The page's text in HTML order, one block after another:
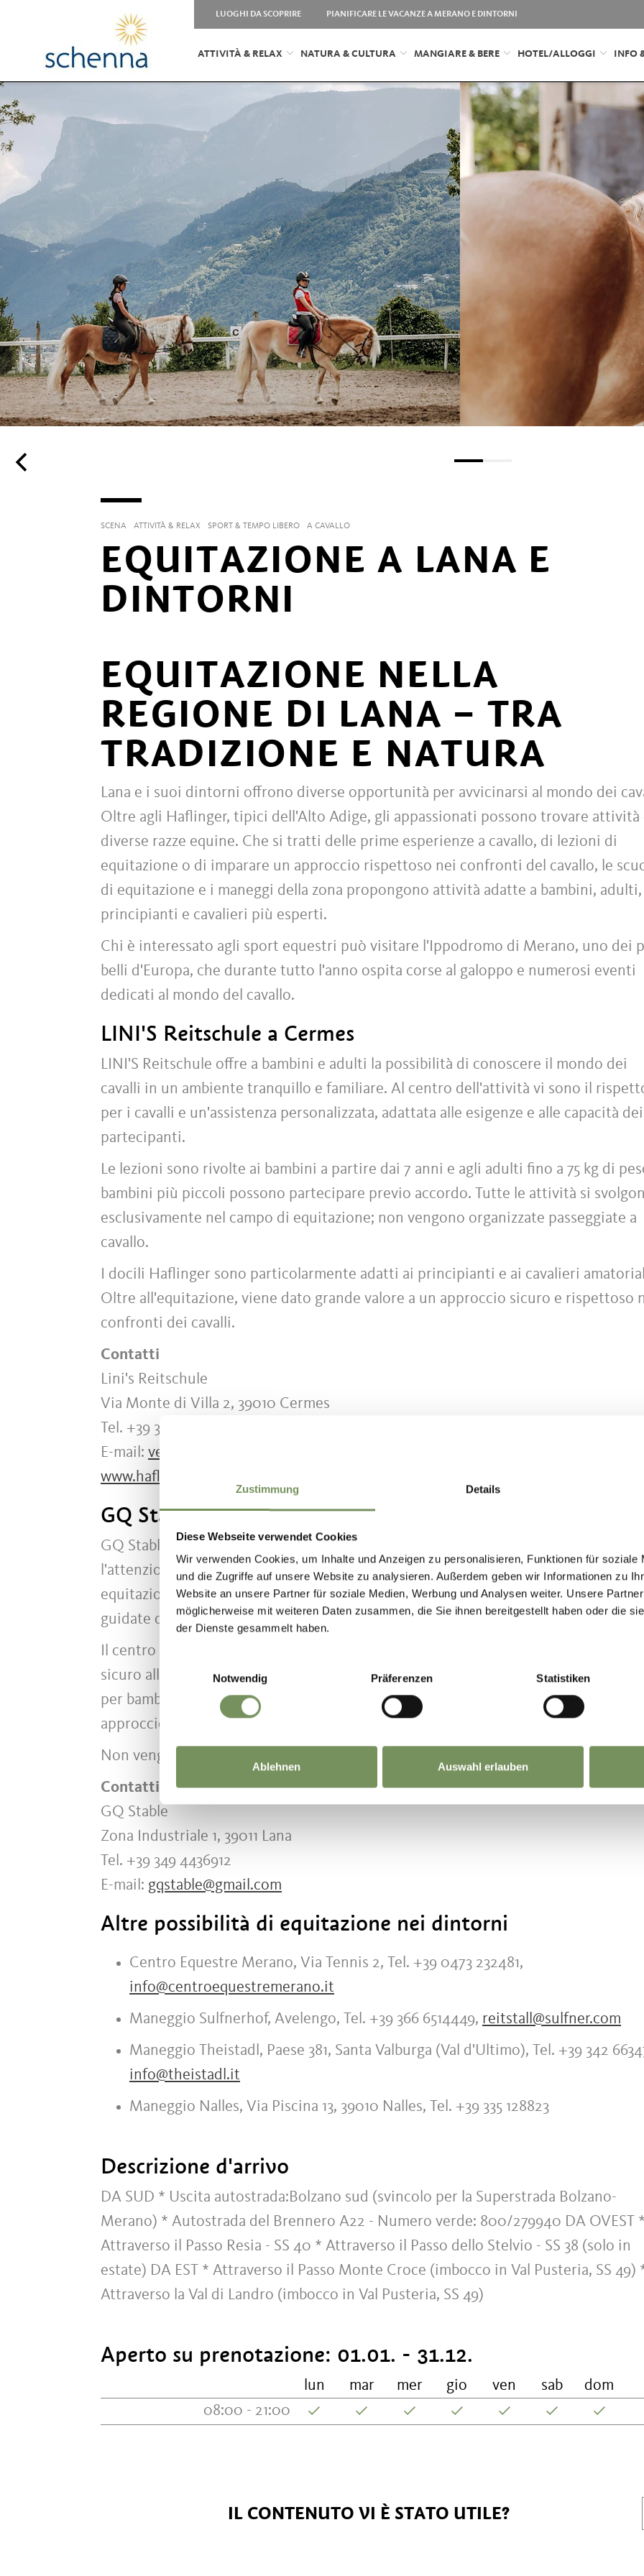
Zustimmung Details
Diese Webseite verwendet Cookies
Wir verwenden Cookies, um Inhalte und Anzeigen zu personalisieren, Funktionen für soziale
und die Zugriffe auf unsere Website zu analysieren. Außerdem geben wir Informationen zu
Website an unsere Partner für soziale Medien, Werbung und Analysen weiter. Unsere
möglicherweise mit weiteren Daten zusammen, die Sie ihnen bereitgestellt haben oder die
der Dienste gesammelt haben.
Notwendig
Präferenzen Statistiken
Ablehnen Auswahl erlauben
LUOGHI DA SCOPRIRE PIANIFICARE LE VACANZE A MERANO E DINTORNI
ATTIVITÀ & RELAX NATURA & CULTURA MANGIARE & BERE HOTEL/ALLOGGI INFO
SCENA ATTIVITÀ & RELAX SPORT & TEMPO LIBERO A CAVALLO
EQUITAZIONE A LANA E
DINTORNI
EQUITAZIONE NELLA
REGIONE DI LANA – TRA
TRADIZIONE E NATURA
Lana e i suoi dintorni offrono diverse opportunità per avvicinarsi al mondo dei
Oltre agli Haflinger, tipici dell'Alto Adige, gli appassionati possono trovare attività
diverse razze equine. Che si tratti delle prime esperienze a cavallo, di lezioni di
equitazione o di imparare un approccio rispettoso nei confronti del cavallo, le
di equitazione e i maneggi della zona propongono attività adatte a bambini, adulti,
principianti e cavalieri più esperti.
Chi è interessato agli sport equestri può visitare l'Ippodromo di Merano, uno dei
belli d'Europa, che durante tutto l'anno ospita corse al galoppo e numerosi eventi
dedicati al mondo del cavallo.
LINI'S Reitschule a Cermes
LINI'S Reitschule offre a bambini e adulti la possibilità di conoscere il mondo dei
cavalli in un ambiente tranquillo e familiare. Al centro dell'attività vi sono il
per i cavalli e un'assistenza personalizzata, adattata alle esigenze e alle capacità dei
partecipanti.
Le lezioni sono rivolte ai bambini a partire dai 7 anni e agli adulti fino a 75 kg di
bambini più piccoli possono partecipare previo accordo. Tutte le attività si
esclusivamente nel campo di equitazione; non vengono organizzate passeggiate a
cavallo.
I docili Haflinger sono particolarmente adatti ai principianti e ai cavalieri
Oltre all'equitazione, viene dato grande valore a un approccio sicuro e rispettoso
confronti dei cavalli.
Contatti
Lini's Reitschule
Via Monte di Villa 2, 39010 Cermes
Tel. +39 334 2356241
E-mail: verenalin@gmx.at
www.haflinger-royal.com
GQ Stable Lana
GQ Stable Lana è un centro equestre dove il benessere dei cavalli, la competenza e
l'attenzione personale sono al centro di ogni attività. La scuola propone lezioni di
equitazione per principianti ed esperti, comprese lezioni alla corda e lezioni di
guidate da un istruttore qualificato.
Il centro dispone di affidabili cavalli da scuola che permettono un avvicinamento
sicuro all'equitazione. Durante i mesi estivi vengono inoltre organizzati Summer
per bambini. Oltre alle lezioni, il programma comprende la cura dei cavalli, il
approccio agli animali e attività all'aria aperta.
Non vengono organizzate passeggiate a cavallo al di fuori del centro equestre.
Contatti
GQ Stable
Zona Industriale 1, 39011 Lana
Tel. +39 349 4436912
E-mail: gqstable@gmail.com
Altre possibilità di equitazione nei dintorni
Centro Equestre Merano, Via Tennis 2, Tel. +39 0473 232481,
info@centroequestremerano.it
Maneggio Sulfnerhof, Avelengo, Tel. +39 366 6514449, reitstall@sulfner.com
Maneggio Theistadl, Paese 381, Santa Valburga (Val d'Ultimo), Tel. +39 342
info@theistadl.it
Maneggio Nalles, Via Piscina 13, 39010 Nalles, Tel. +39 335 128823
Descrizione d'arrivo
DA SUD * Uscita autostrada:Bolzano sud (svincolo per la Superstrada Bolzano-
Merano) * Autostrada del Brennero A22 - Numero verde: 800/279940 DA OVEST *
Attraverso il Passo Resia - SS 40 * Attraverso il Passo dello Stelvio - SS 38 (solo in
estate) DA EST * Attraverso il Passo Monte Croce (imbocco in Val Pusteria, SS 49)
Attraverso la Val di Landro (imbocco in Val Pusteria, SS 49)
Aperto su prenotazione: 01.01. - 31.12.
lun mar mer gio ven sab
dom
08:00 - 21:00
IL CONTENUTO VI È STATO UTILE?